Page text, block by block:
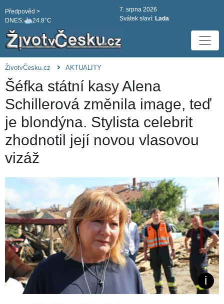
DNES: 24.8°C
Předpověd >
7. srpna 2026
Svátek slaví: Lada
ŽivotvČesku.cz AKTUALITY
Šéfka státní kasy Alena
Schillerová změnila image, teď
je blondýna. Stylista celebrit
zhodnotil její novou vlasovou
vizáž